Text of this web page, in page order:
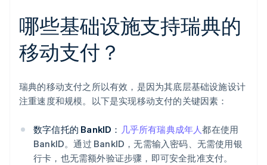
哪些基础设施支持瑞典的
移动支付？
瑞典的移动支付之所以有效，是因为其底层基础设施设计
注重速度和规模。以下是实现移动支付的关键因素：
数字信托的 BankID： 几乎所有瑞典成年人都在使用
BankID。通过 BankID，无需输入密码、无需使用银
行卡，也无需额外验证步骤，即可安全批准支付。